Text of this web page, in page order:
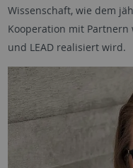
Wissenschaft, wie dem
Kooperation mit Partnern
und LEAD realisiert wird.